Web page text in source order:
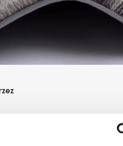
Agnelli